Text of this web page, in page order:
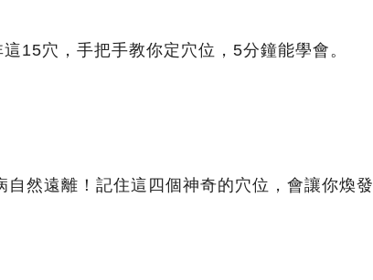
15穴，手把手教你定穴位，5分鐘能學會。
自然遠離！記住這四個神奇的穴位，會讓你煥發